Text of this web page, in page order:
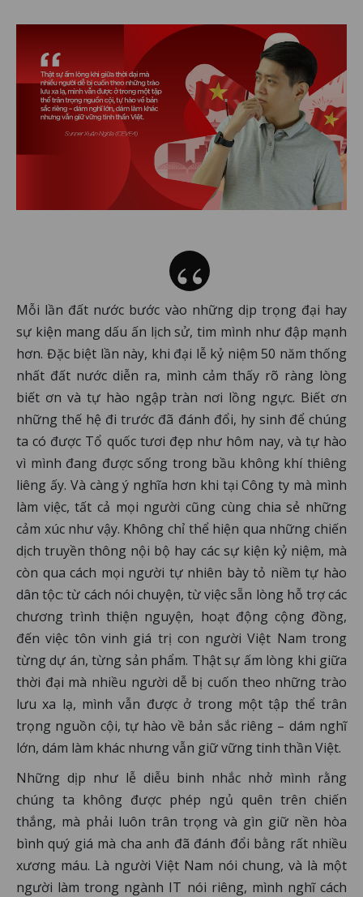
Mỗi lần đất nước bước vào những dịp trọng đại hay
sự kiện mang dấu ấn lịch sử, tim mình như đập mạnh
hơn. Đặc biệt lần này, khi đại lễ kỷ niệm 50 năm thống
nhất đất nước diễn ra, mình cảm thấy rõ ràng lòng
biết ơn và tự hào ngập tràn nơi lồng ngực. Biết ơn
những thế hệ đi trước đã đánh đổi, hy sinh để chúng
ta có được Tổ quốc tươi đẹp như hôm nay, và tự hào
vì mình đang được sống trong bầu không khí thiêng
liêng ấy. Và càng ý nghĩa hơn khi tại Công ty mà mình
làm việc, tất cả mọi người cũng cùng chia sẻ những
cảm xúc như vậy. Không chỉ thể hiện qua những chiến
dịch truyền thông nội bộ hay các sự kiện kỷ niệm, mà
còn qua cách mọi người tự nhiên bày tỏ niềm tự hào
dân tộc: từ cách nói chuyện, từ việc sẵn lòng hỗ trợ các
chương trình thiện nguyện, hoạt động cộng đồng,
đến việc tôn vinh giá trị con người Việt Nam trong
từng dự án, từng sản phẩm. Thật sự ấm lòng khi giữa
thời đại mà nhiều người dễ bị cuốn theo những trào
lưu xa lạ, mình vẫn được ở trong một tập thể trân
trọng nguồn cội, tự hào về bản sắc riêng – dám nghĩ
lớn, dám làm khác nhưng vẫn giữ vững tinh thần Việt.
Những dịp như lễ diễu binh nhắc nhở mình rằng
chúng ta không được phép ngủ quên trên chiến
thắng, mà phải luôn trân trọng và gìn giữ nền hòa
bình quý giá mà cha anh đã đánh đổi bằng rất nhiều
xương máu. Là người Việt Nam nói chung, và là một
người làm trong ngành IT nói riêng, mình nghĩ cách